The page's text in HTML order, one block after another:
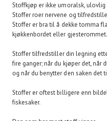
Stoffkjøp er ikke umoralsk,
Stoffer roer nervene og
Stoffer er bra til å dekke tomma
kjøkkenbordet eller
Stoffer tilfredstiller din legning
fire ganger; når du kjøper det, når
og når du benytter den saken det
Stoffer er oftest billigere enn
fiskesaker.